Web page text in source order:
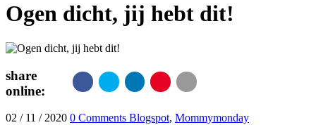
Ogen dicht, jij hebt dit!
share
online:
02 / 11 / 2020 0 Comments Blogspot, Mommymonday